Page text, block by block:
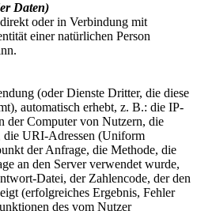
Daten)
oder in Verbindung mit
einer natürlichen Person
(oder Dienste Dritter, die diese
automatisch erhebt, z. B.: die IP-
der Computer von Nutzern, die
die URI-Adressen (Uniform
der Anfrage, die Methode, die
an den Server verwendet wurde,
Datei, der Zahlencode, der den
(erfolgreiches Ergebnis, Fehler
des vom Nutzer